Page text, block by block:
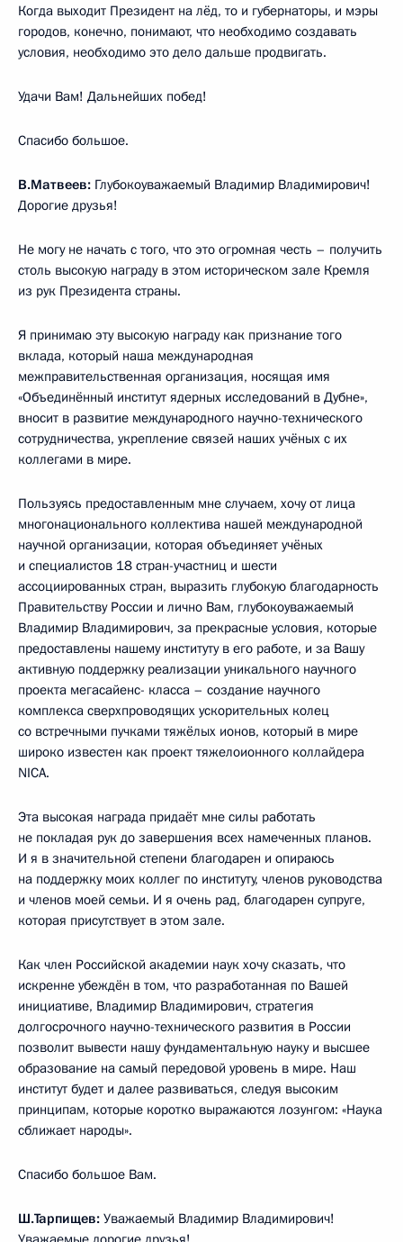
Когда выходит Президент на лёд, то и губернаторы, и мэры
городов, конечно, понимают, что необходимо создавать
условия, необходимо это дело дальше продвигать.
Удачи Вам! Дальнейших побед!
Спасибо большое.
В.Матвеев: Глубокоуважаемый Владимир Владимирович!
Дорогие друзья!
Не могу не начать с того, что это огромная честь – получить
столь высокую награду в этом историческом зале Кремля
из рук Президента страны.
Я принимаю эту высокую награду как признание того
вклада, который наша международная
межправительственная организация, носящая имя
«Объединённый институт ядерных исследований в Дубне»,
вносит в развитие международного научно-технического
сотрудничества, укрепление связей наших учёных с их
коллегами в мире.
Пользуясь предоставленным мне случаем, хочу от лица
многонационального коллектива нашей международной
научной организации, которая объединяет учёных
и специалистов 18 стран-участниц и шести
ассоциированных стран, выразить глубокую благодарность
Правительству России и лично Вам, глубокоуважаемый
Владимир Владимирович, за прекрасные условия, которые
предоставлены нашему институту в его работе, и за Вашу
активную поддержку реализации уникального научного
проекта мегасайенс- класса – создание научного
комплекса сверхпроводящих ускорительных колец
со встречными пучками тяжёлых ионов, который в мире
широко известен как проект тяжелоионного коллайдера
NICA.
Эта высокая награда придаёт мне силы работать
не покладая рук до завершения всех намеченных планов.
И я в значительной степени благодарен и опираюсь
на поддержку моих коллег по институту, членов руководства
и членов моей семьи. И я очень рад, благодарен супруге,
которая присутствует в этом зале.
Как член Российской академии наук хочу сказать, что
искренне убеждён в том, что разработанная по Вашей
инициативе, Владимир Владимирович, стратегия
долгосрочного научно-технического развития в России
позволит вывести нашу фундаментальную науку и высшее
образование на самый передовой уровень в мире. Наш
институт будет и далее развиваться, следуя высоким
принципам, которые коротко выражаются лозунгом: «Наука
сближает народы».
Спасибо большое Вам.
Ш.Тарпищев: Уважаемый Владимир Владимирович!